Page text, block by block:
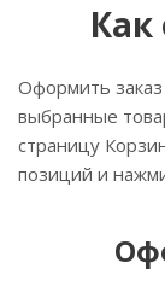
Оформить
выбранные
страницу
позиций и